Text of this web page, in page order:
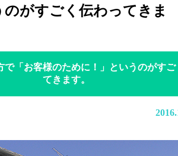
のがすごく伝わってきま
で「お客様のために！」というのがす
てきます。